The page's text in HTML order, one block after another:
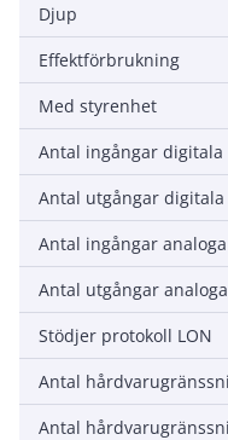
Djup
Effektförbrukning
Med styrenhet
Antal ingångar digitala
Antal utgångar digitala
Antal ingångar analoga
Antal utgångar analoga
Stödjer protokoll LON